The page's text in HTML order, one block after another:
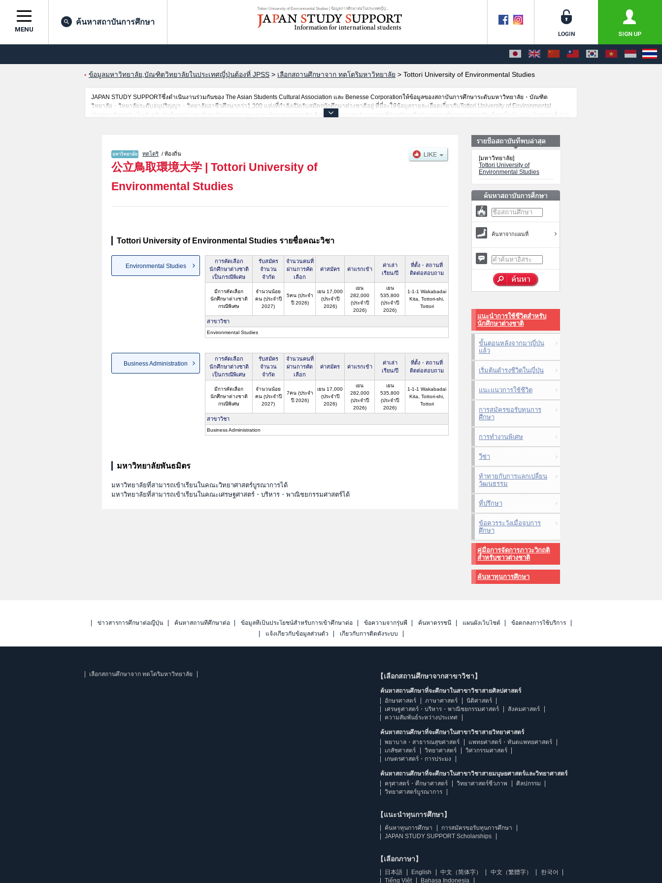
Tottori University of Environmental Studies | ข้อมูลการศึกษาต่อในประเทศญี่ปุ่...
MENU
ค้นหาสถาบันการศึกษา
ข้อมูลมหาวิทยาลัย,บัณฑิตวิทยาลัยในประเทศญี่ปุ่นต้องที่ JPSS > เลือกสถานศึกษาจาก ทตโตริมหาวิทยาลัย > Tottori University of Environmental Studies
JAPAN STUDY SUPPORTซึ่งดำเนินงานร่วมกันของ The Asian Students Cultural Association และ Benesse Corporationให้ข้อมูลของสถาบันการศึกษาระดับมหาวิทยาลัย・บัณฑิต
วิทยาลัย・วิทยาลัยระดับอนุปริญญา・วิทยาลัยอาชีวศึกษากว่า1,300 แห่งที่กำลังเปิดรับสมัครนักศึกษาต่างชาติอยู่ ที่นี่จะให้ข้อมูลรายละเอียดเกี่ยวกับTottori University of Environmental
Studies,ข้อมูลจำเป็นสำหรับนักศึกษาต่างชาติเช่นข้อมูลของแต่ละคณะ,ข้อมูลการสอบคัดเลือกเข้าศึกษาเช่นจำนวนคนที่รับสมัครหรือจำนวนคนที่ผ่านการสอบคัดเลือกเป็นต้น,แนะนำสถานที่,การ
ทตโตริ / ท้องถิ่น
公立鳥取環境大学 | Tottori University of
Environmental Studies
Tottori University of Environmental Studies รายชื่อคณะวิชา
Environmental Studies
การคัดเลือก
นักศึกษาต่างชาติ
เป็นกรณีพิเศษ
รับสมัคร
จำนวน
จำกัด
จำนวนคนที่
ผ่านการคัด
เลือก
ค่าสมัคร ค่าแรกเข้า
ค่าเล่า
เรียน/ปี
ที่ตั้ง・สถานที่
ติดต่อสอบถาม
มีการคัดเลือก
นักศึกษาต่างชาติ
กรณีพิเศษ
จำนวนน้อย
คน (ประจำปี
2027)
5คน (ประจำ
ปี 2026)
เยน 17,000
(ประจำปี
2026)
เยน
282,000
(ประจำปี
2026)
เยน
535,800
(ประจำปี
2026)
1-1-1 Wakabadai
Kita, Tottori-shi,
Tottori
สาขาวิชา
Environmental Studies
Business Administration
การคัดเลือก
นักศึกษาต่างชาติ
เป็นกรณีพิเศษ
รับสมัคร
จำนวน
จำกัด
จำนวนคนที่
ผ่านการคัด
เลือก
ค่าสมัคร ค่าแรกเข้า
ค่าเล่า
เรียน/ปี
ที่ตั้ง・สถานที่
ติดต่อสอบถาม
มีการคัดเลือก
นักศึกษาต่างชาติ
กรณีพิเศษ
จำนวนน้อย
คน (ประจำปี
2027)
7คน (ประจำ
ปี 2026)
เยน 17,000
(ประจำปี
2026)
เยน
282,000
(ประจำปี
2026)
เยน
535,800
(ประจำปี
2026)
1-1-1 Wakabadai
Kita, Tottori-shi,
Tottori
สาขาวิชา
Business Administration
มหาวิทยาลัยพันธมิตร
มหาวิทยาลัยที่สามารถเข้าเรียนในคณะวิทยาศาสตร์บูรณาการได้
มหาวิทยาลัยที่สามารถเข้าเรียนในคณะเศรษฐศาสตร์・บริหาร・พาณิชยกรรมศาสตร์ได้
[มหาวิทยาลัย]
Tottori University of
Environmental Studies
ค้นหาจากแผนที่
แนะนำการใช้ชีวิตสำหรับ
นักศึกษาต่างชาติ
ขั้นตอนหลังจากมาญี่ปุ่น
แล้ว
เริ่มต้นดำรงชีวิตในญี่ปุ่น
แนะแนวการใช้ชีวิต
การสมัครขอรับทุนการ
ศึกษา
การทำงานพิเศษ
วีซ่า
ท้าทายกับการแลกเปลี่ยน
วัฒนธรรม
ที่ปรึกษา
ข้อควรระวังเมื่อจบการ
ศึกษา
คู่มือการจัดการภาวะวิกฤติ
สำหรับชาวต่างชาติ
ค้นหาทุนการศึกษา
ข่าวสารการศึกษาต่อญี่ปุ่น ค้นหาสถานที่ศึกษาต่อ ข้อมูลที่เป็นประโยชน์สำหรับการเข้าศึกษาต่อ ข้อความจากรุ่นพี่ ค้นหาดรรชนี แผนผังเว็บไซต์
ข้อตกลงการใช้บริการ
แจ้งเกี่ยวกับข้อมูลส่วนตัว
เกี่ยวกับการติดตั้งระบบ
เลือกสถานศึกษาจาก ทตโตริมหาวิทยาลัย 【เลือกสถานศึกษาจากสาขาวิชา】
ค้นหาสถานศึกษาที่จะศึกษาในสาขาวิชาสายศิลปศาสตร์
อักษรศาสตร์
ภาษาศาสตร์
นิติศาสตร์
เศรษฐศาสตร์・บริหาร・พาณิชยกรรมศาสตร์
สังคมศาสตร์
ความสัมพันธ์ระหว่างประเทศ
ค้นหาสถานศึกษาที่จะศึกษาในสาขาวิชาสายวิทยาศาสตร์
พยาบาล・สาธารณสุขศาสตร์
แพทยศาสตร์・ทันตแพทยศาสตร์
เภสัชศาสตร์
วิทยาศาสตร์
วิศวกรรมศาสตร์
เกษตรศาสตร์・การประมง
ค้นหาสถานศึกษาที่จะศึกษาในสาขาวิชาสายมนุษยศาสตร์และวิทยาศาสตร์
ครุศาสตร์・ศึกษาศาสตร์
วิทยาศาสตร์ชีวภาพ
ศิลปกรรม
วิทยาศาสตร์บูรณาการ
【แนะนำทุนการศึกษา】
ค้นหาทุนการศึกษา
การสมัครขอรับทุนการศึกษา
JAPAN STUDY SUPPORT Scholarships
【เลือกภาษา】
日本語 English 中文（简体字） 中文（繁體字）
한국어
Tiếng Việt
Bahasa Indonesia